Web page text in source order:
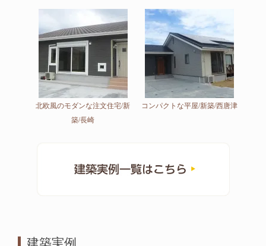
北欧風のモダンな注文住宅/新
築/長崎
コンパクトな平屋/新築/西唐津